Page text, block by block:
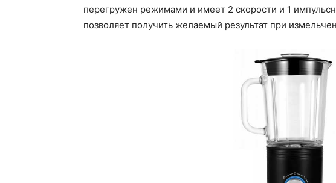
перегружен режимами и имеет 2 скорости и 1
позволяет получить желаемый результат при